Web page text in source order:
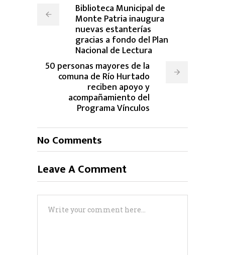
Biblioteca Municipal de
Monte Patria inaugura
nuevas estanterías
gracias a fondo del Plan
Nacional de Lectura
50 personas mayores de la
comuna de Río Hurtado
reciben apoyo y
acompañamiento del
Programa Vínculos
No Comments
Leave A Comment